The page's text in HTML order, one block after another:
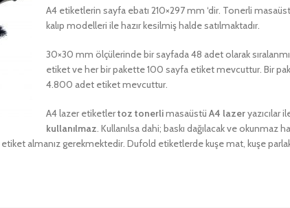
A4 etiketlerin sayfa ebatı 210×297 mm ‘dir. Tonerli
kalıp modelleri ile hazır kesilmiş halde satılmaktadır.
30×30 mm ölçülerinde bir sayfada 48 adet olarak
etiket ve her bir pakette 100 sayfa etiket mevcuttur. Bir
4.800 adet etiket mevcuttur.
A4 lazer etiketlertoz tonerlimasaüstü A4 lazeryazıcılar
kullanılmaz. Kullanılsa dahi; baskı dağılacak ve okunmaz
etiket almanız gerekmektedir. Dufold etiketlerde kuşe mat, kuşe